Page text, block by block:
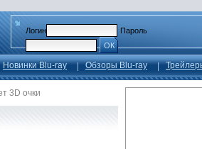
Логин
Пароль
ОК
Новинки Blu-ray Обзоры Blu-ray
3D очки